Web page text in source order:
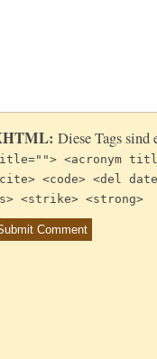
Diese Tags
<acronym
<code> <del
<strike> <strong>